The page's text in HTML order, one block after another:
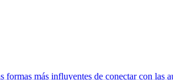
más influyentes de conectar con las